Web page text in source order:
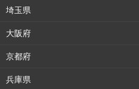
埼玉県
大阪府
京都府
兵庫県